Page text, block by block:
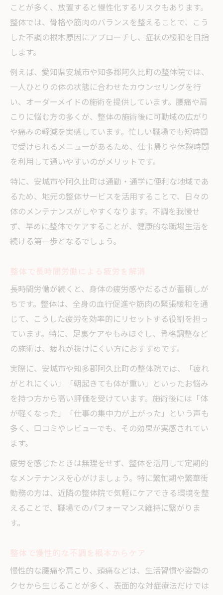
ことが多く、放置すると慢性化するリスクもあります。
整体では、骨格や筋肉のバランスを整えることで、こう
した不調の根本原因にアプローチし、症状の緩和を目指
します。
例えば、愛知県安城市や知多郡阿久比町の整体院では、
一人ひとりの体の状態に合わせたカウンセリングを行
い、オーダーメイドの施術を提供しています。腰痛や肩
こりに悩む方の多くが、整体の施術後に可動域の広がり
や痛みの軽減を実感しています。忙しい職場でも短時間
で受けられるメニューがあるため、仕事帰りや休憩時間
を利用して通いやすいのがメリットです。
特に、安城市や阿久比町は通勤・通学に便利な地域であ
るため、地元の整体サービスを活用することで、日々の
体のメンテナンスがしやすくなります。不調を我慢せ
ず、早めに整体でケアすることが、健康的な職場生活を
続ける第一歩となるでしょう。
長時間労働が続くと、身体の疲労感やだるさが蓄積しが
ちです。整体は、全身の血行促進や筋肉の緊張緩和を通
じて、こうした疲労を効率的にリセットする役割を担っ
ています。特に、足裏ケアやもみほぐし、骨格調整など
の施術は、疲れが抜けにくい方におすすめです。
実際に、安城市や知多郡阿久比町の整体院では、「疲れ
がとれにくい」「朝起きても体が重い」といったお悩み
を持つ方から高い評価を受けています。施術後には「体
が軽くなった」「仕事の集中力が上がった」という声も
多く、口コミやレビューでも、その効果が実感されてい
ます。
疲労を感じたときは無理をせず、整体を活用して定期的
なメンテナンスを心がけましょう。特に繁忙期や繁華街
勤務の方は、近隣の整体院で気軽にケアできる環境を整
えることで、職場でのパフォーマンス維持に繋がりま
す。
慢性的な腰痛や肩こり、頭痛などは、生活習慣や姿勢の
クセから生じることが多く、表面的な対症療法だけでは